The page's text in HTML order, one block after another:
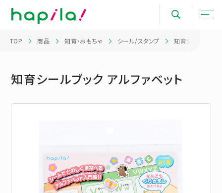
TOP 商品 知育・おもちゃ シール/スタンプ 知育シールブック
知育シールブック アルファベット